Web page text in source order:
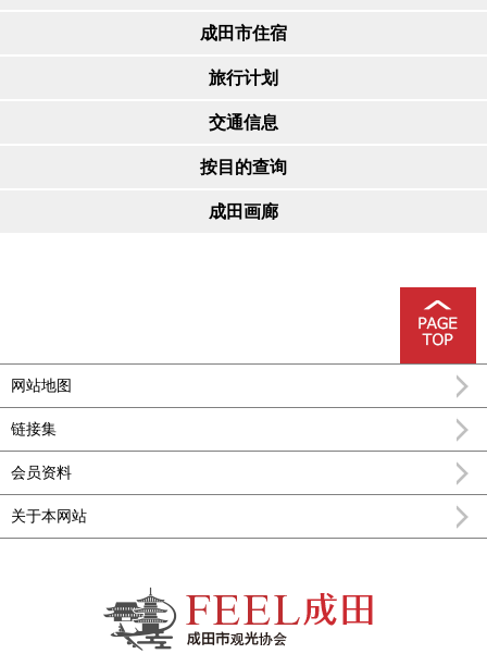
成田市住宿
旅行计划
交通信息
按目的查询
成田画廊
网站地图
链接集
会员资料
关于本网站
FEEL成田成田市公式观光信息